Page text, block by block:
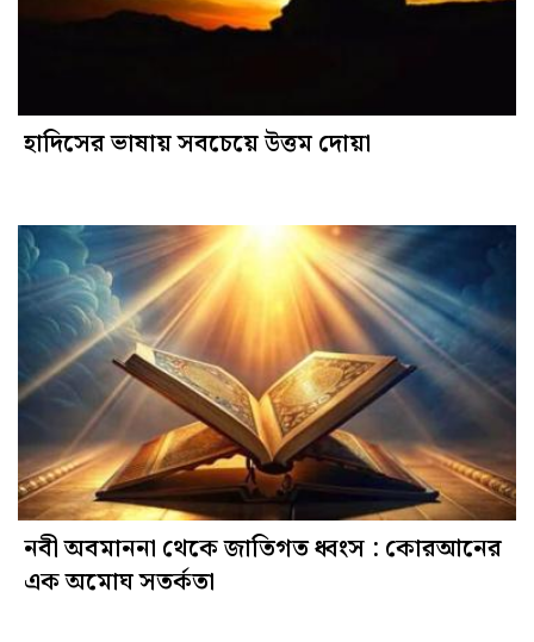
হাদিসের ভাষায় সবচেয়ে উত্তম দোয়া
নবী অবমাননা থেকে জাতিগত ধ্বংস : কোরআনের
এক অমোঘ সতর্কতা